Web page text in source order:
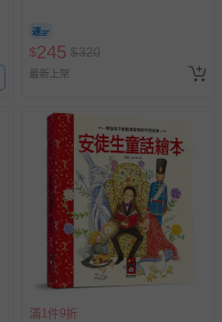
$245 $320
最新上架
滿1件9折